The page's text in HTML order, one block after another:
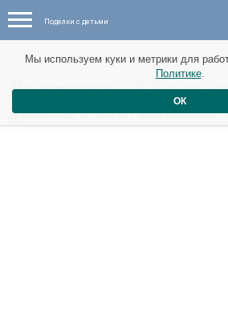
Поделки с детьми
Новые материалы от 26 апреля
Декоративный букет
дисков и коктейльных
Мы используем куки и метрики для
Политике.
ОК